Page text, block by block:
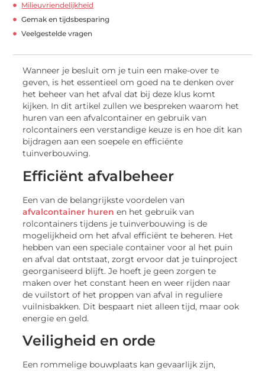
Milieuvriendelijkheid
Gemak en tijdsbesparing
Veelgestelde vragen
Wanneer je besluit om je tuin een make-over te
geven, is het essentieel om goed na te denken over
het beheer van het afval dat bij deze klus komt
kijken. In dit artikel zullen we bespreken waarom het
huren van een afvalcontainer en gebruik van
rolcontainers een verstandige keuze is en hoe dit kan
bijdragen aan een soepele en efficiënte
tuinverbouwing.
Efficiënt afvalbeheer
Een van de belangrijkste voordelen van
afvalcontainer huren en het gebruik van
rolcontainers tijdens je tuinverbouwing is de
mogelijkheid om het afval efficiënt te beheren. Het
hebben van een speciale container voor al het puin
en afval dat ontstaat, zorgt ervoor dat je tuinproject
georganiseerd blijft. Je hoeft je geen zorgen te
maken over het constant heen en weer rijden naar
de vuilstort of het proppen van afval in reguliere
vuilnisbakken. Dit bespaart niet alleen tijd, maar ook
energie en geld.
Veiligheid en orde
Een rommelige bouwplaats kan gevaarlijk zijn,